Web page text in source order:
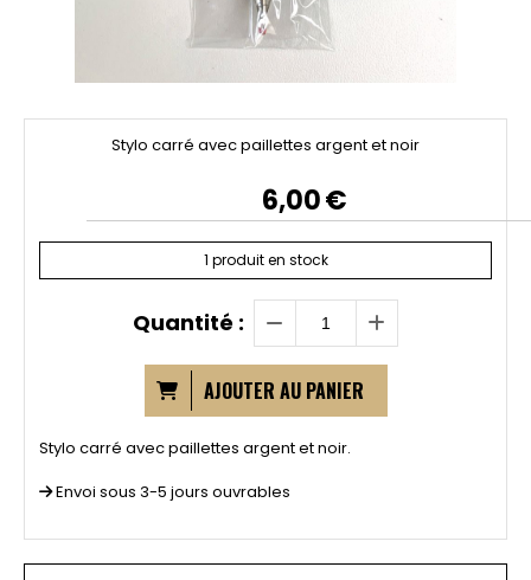
Stylo carré avec paillettes argent et noir
6,00€
1 produit en stock
Quantité :
AJOUTER AU PANIER
Stylo carré avec paillettes argent et noir.
Envoi sous 3-5 jours ouvrables